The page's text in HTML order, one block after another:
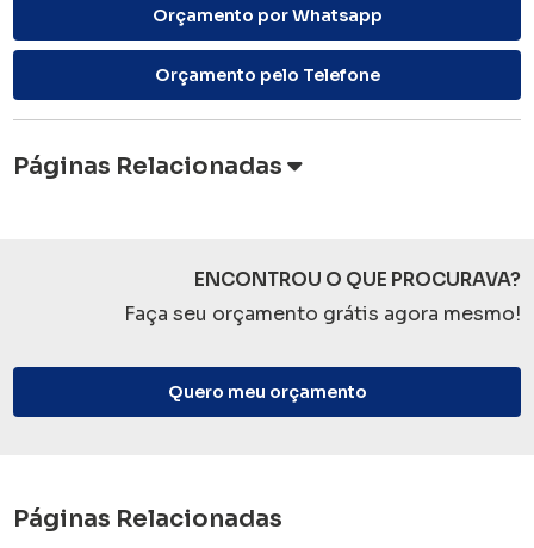
Orçamento por Whatsapp
Orçamento pelo Telefone
Páginas Relacionadas
ENCONTROU O QUE PROCURAVA?
Faça seu orçamento grátis agora mesmo!
Quero meu orçamento
Páginas Relacionadas